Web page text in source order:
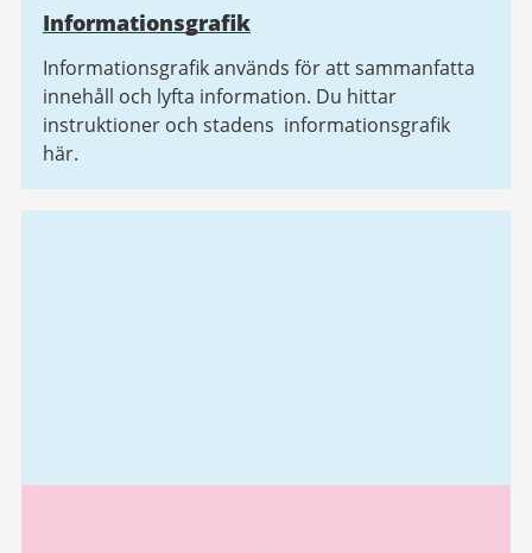
Informationsgrafik
Informationsgrafik används för att sammanfatta
innehåll och lyfta information. Du hittar
instruktioner och stadens informationsgrafik
här.